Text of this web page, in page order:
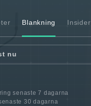
Blankning Insider
nu
senaste 7 dagarna
30 dagarna